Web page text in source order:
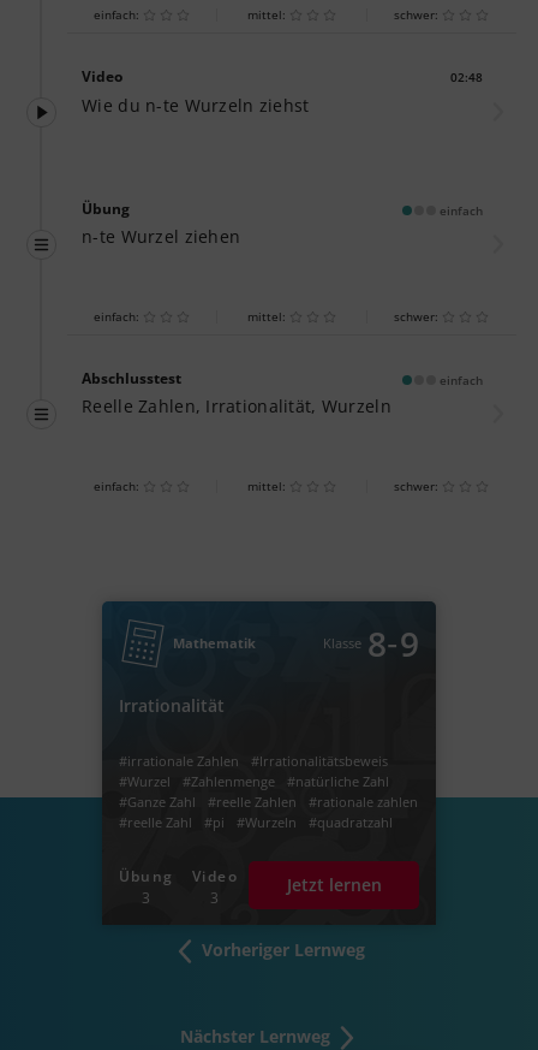
einfach: mittel: schwer:
Video 02:48
Wie du n-te Wurzeln ziehst
Übung einfach
n-te Wurzel ziehen
einfach: mittel: schwer:
Abschlusstest einfach
Reelle Zahlen, Irrationalität, Wurzeln
einfach: mittel: schwer:
Vorheriger Lernweg
Mathematik Klasse 8‐9
Irrationalität
#irrationale Zahlen
#Irrationalitätsbeweis
#Wurzel
#Zahlenmenge
#natürliche Zahl
#Ganze Zahl
#reelle Zahlen
#rationale zahlen
#reelle Zahl
#pi #Wurzeln
#quadratzahl
#periodischer Dezimalbruch
#Zahlen ordnen
#rationale zahl
#Zähler #Nenner
Übung
3
Video
3
Jetzt lernen
Nächster Lernweg